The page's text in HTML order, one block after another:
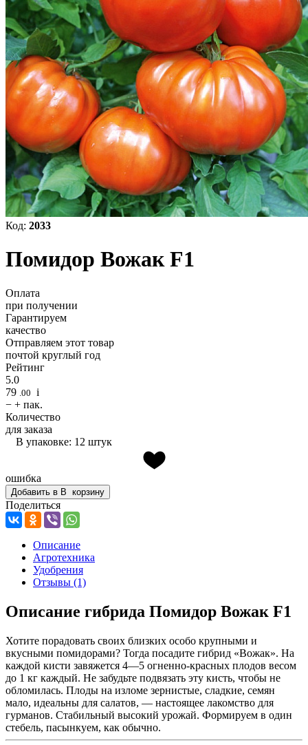
Код: 2033
Помидор Вожак F1
Оплата
при получении
Гарантируем
качество
Отправляем этот товар
почтой круглый год
Рейтинг
5.0
79 .00 i
− + пак.
Количество
для заказа
В упаковке: 12 штук
ошибка
Добавить в В корзину
Поделиться
Описание
Агротехника
Удобрения
Отзывы (1)
Описание гибрида Помидор Вожак F1
Хотите порадовать своих близких особо крупными и
вкусными помидорами? Тогда посадите гибрид «Вожак». На
каждой кисти завяжется 4—5 огненно-красных плодов весом
до 1 кг каждый. Не забудьте подвязать эту кисть, чтобы не
обломилась. Плоды на изломе зернистые, сладкие, семян
мало, идеальны для салатов, — настоящее лакомство для
гурманов. Стабильный высокий урожай. Формируем в один
стебель, пасынкуем, как обычно.